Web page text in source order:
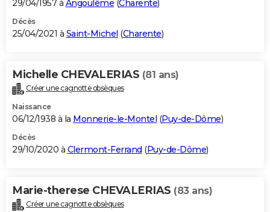
29/04/1957 à Angoulême (Charente)
Décès
25/04/2021 à Saint-Michel (Charente)
Michelle CHEVALERIAS (81 ans)
Créer une cagnotte obsèques
Naissance
06/12/1938 à la Monnerie-le-Montel (Puy-de-Dôme)
Décès
29/10/2020 à Clermont-Ferrand (Puy-de-Dôme)
Marie-therese CHEVALERIAS (83 ans)
Créer une cagnotte obsèques